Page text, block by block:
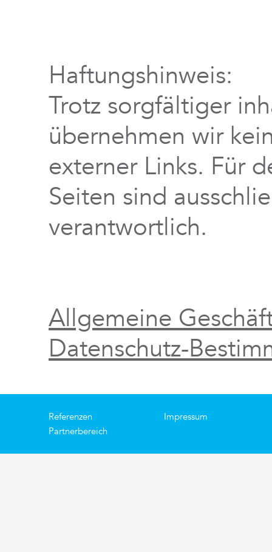
Haftungshinweis:
Trotz sorgfältiger
übernehmen wir
externer Links. Für
Seiten sind
verantwortlich.
Allgemeine
Datenschutz-
Referenzen
Partnerbereich
Impressum